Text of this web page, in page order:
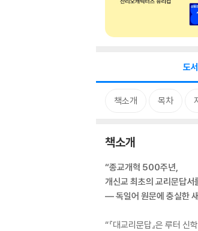
도
책소개 목차
책소개
“종교개혁 500주년,
개신교 최초의 교리문답서
― 독일어 원문에 충실한
“『대교리문답』은 루터